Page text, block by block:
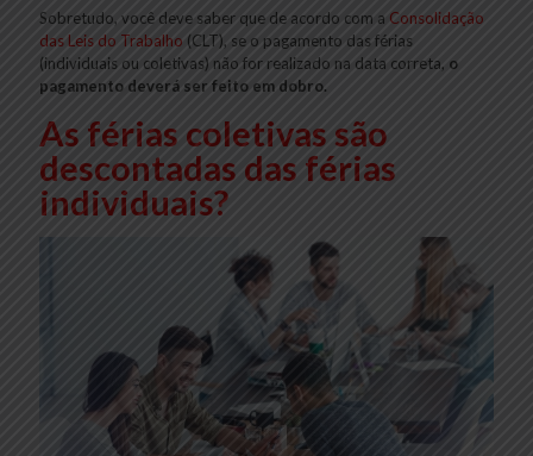
Sobretudo, você deve saber que de acordo com a Consolidação
das Leis do Trabalho (CLT), se o pagamento das férias
(individuais ou coletivas) não for realizado na data correta, o
pagamento deverá ser feito em dobro.
As férias coletivas são
descontadas das férias
individuais?